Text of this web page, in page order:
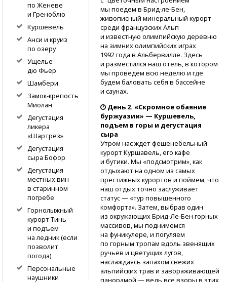
мы поедем в Брид-ле-Бен,
живописный минеральный курорт
среди французских Альп
и известную олимпийскую деревню
на зимних олимпийских играх
1992 года в Альбервилле. Здесь
и разместился наш отель, в котором
мы проведем всю неделю и где
будем баловать себя в бассейне
и саунах.
День 2. «Скромное обаяние
буржуазии» — Куршевель,
подъем в горы и дегустация
сыра
Утром нас ждет фешенебельный
курорт Куршавель, его кафе
и бутики. Мы «подсмотрим», как
отдыхают на одном из самых
престижных курортов и поймем, что
наш отдых точно заслуживает
статус — «тур повышенного
комфорта». Затем, выбрав один
из окружающихБрид-Ле-Бен горных
массивов, мы поднимемся
на фуникулере, и погуляем
по горным тропам вдоль звенящих
ручьев и цветущих лугов,
наслаждаясь запахом свежих
альпийских трав и завораживающей
панорамой — ведь все взоры в этих
по Женеве
и Греноблю
Куршевель
Анси и круиз
по озеру
Ущелье
дю Фьер
Шамбери
Замок-крепость
Миолан
Дегустация
ликера
«Шартрез»
Дегустация
сыра Бофор
Дегустация
местных вин
в старинном
погребе
Горнолыжный
курорт Тинь
и подъем
на ледник (если
позволит
погода)
Персональные
наушники